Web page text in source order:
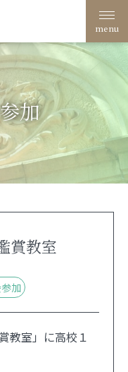
menu
周年
ポリシー・プライ
ポリシー
加
賞教室
加
教室」に高校１